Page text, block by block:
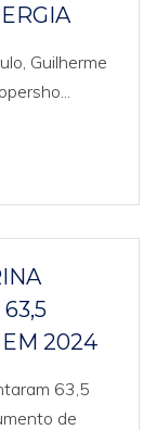
Guilherme
2024
63,5
de